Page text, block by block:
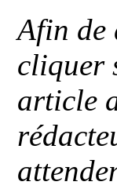
Afin de
cliquer
article